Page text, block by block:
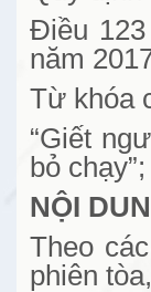
Điều
năm
Từ khóa
“Giết
bỏ
NỘI
Theo
phiên